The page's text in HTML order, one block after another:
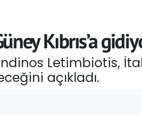
Kıbrıs’a
Letimbiotis,
açıkladı.